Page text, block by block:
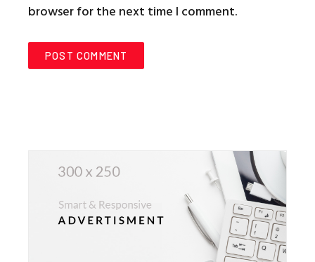
browser for the next time I comment.